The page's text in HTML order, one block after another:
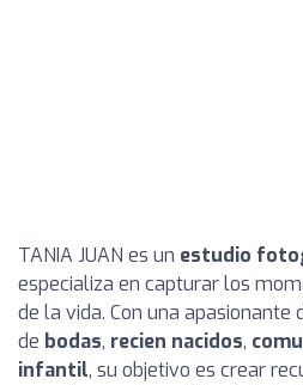
TANIA JUAN es un estudio
especializa en capturar los
de la vida. Con una
de bodas, recien nacidos,
infantil, su objetivo es crear